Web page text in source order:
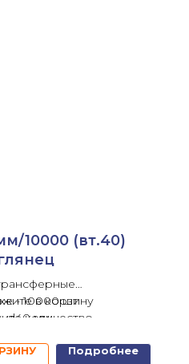
10000 (вт.40)
- 10000 шт
- d40 мм
в корзину
количество
Подробнее